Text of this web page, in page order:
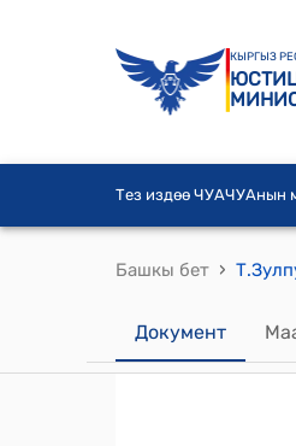
КЫРГЫЗ
Тез издөө ЧУАЧУАнын
Башкы бет ›
Документ